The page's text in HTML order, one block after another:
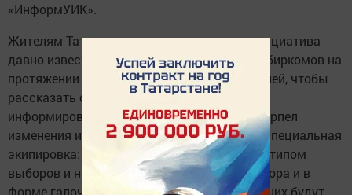
«ИнформУИК».
Жителям Татарстана соответствующая инициатива
давно известна. Перед выборами члены избиркомов на
протяжении многих лет обходили избирателей, чтобы
рассказать о них. В этом году программа
информирования стала федеральной, претерпел
изменения и подход к ней. Предусмотрена специальная
экипировка: заметная белая накидка с логотипом
выборов и нагрудный значок в виде триколора и в